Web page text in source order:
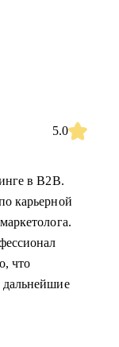
5.0
в B2B.
карьерной
что
дальнейшие